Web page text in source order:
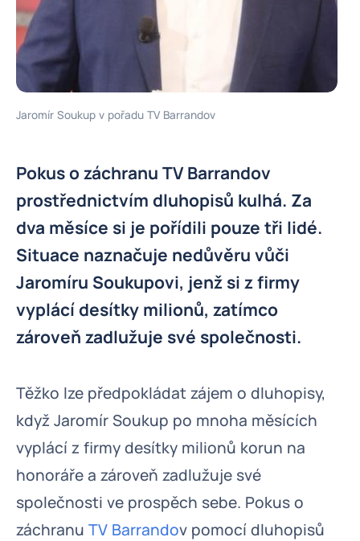
Jaromír Soukup v pořadu TV Barrandov
Pokus o záchranu TV Barrandov
prostřednictvím dluhopisů kulhá. Za
dva měsíce si je pořídili pouze tři lidé.
Situace naznačuje nedůvěru vůči
Jaromíru Soukupovi, jenž si z firmy
vyplácí desítky milionů, zatímco
zároveň zadlužuje své společnosti.
Těžko lze předpokládat zájem o dluhopisy,
když Jaromír Soukup po mnoha měsících
vyplácí z firmy desítky milionů korun na
honoráře a zároveň zadlužuje své
společnosti ve prospěch sebe. Pokus o
záchranu TV Barrandov pomocí dluhopisů